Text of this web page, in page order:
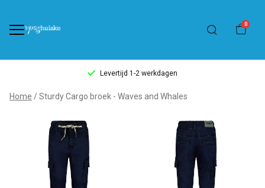
0
Levertijd 1-2 werkdagen
Sturdy
Cargo
broek
Home Sturdy Cargo broek - Waves and Whales